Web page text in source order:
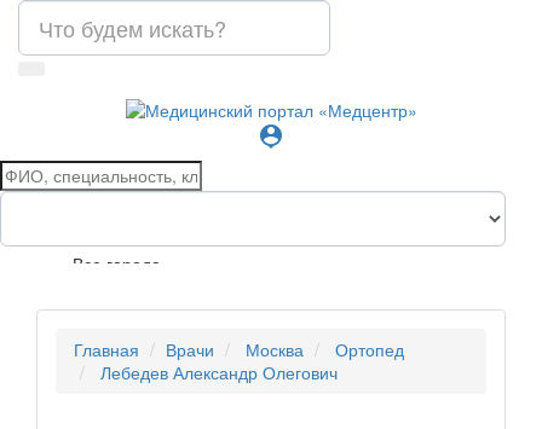
person_pin
Все города
Главная Врачи Москва
Ортопед
Лебедев Александр Олегович